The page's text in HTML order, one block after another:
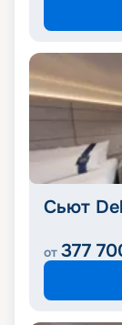
Сьют
от 377